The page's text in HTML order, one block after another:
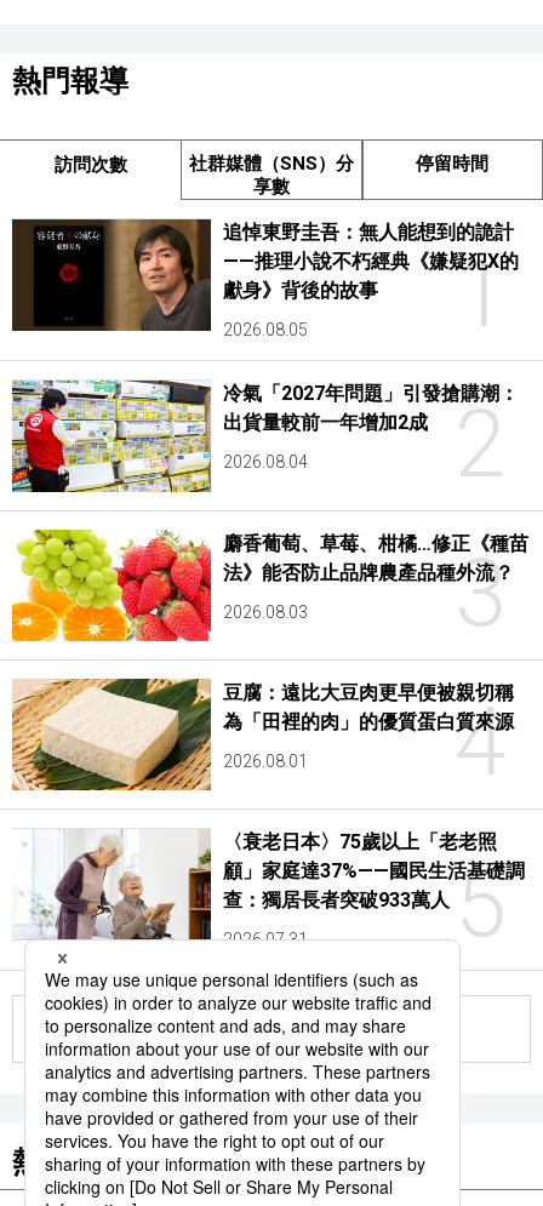
熱門報導
訪問次數
社群媒體（SNS）分
享數
停留時間
1
追悼東野圭吾：無人能想到的詭計
——推理小說不朽經典《嫌疑犯X的
獻身》背後的故事
2026.08.05
2
冷氣「2027年問題」引發搶購潮：
出貨量較前一年增加2成
2026.08.04
3
麝香葡萄、草莓、柑橘…修正《種苗
法》能否防止品牌農產品種外流？
2026.08.03
4
豆腐：遠比大豆肉更早便被親切稱
為「田裡的肉」的優質蛋白質來源
2026.08.01
5
〈衰老日本〉75歲以上「老老照
顧」家庭達37%——國民生活基礎調
查：獨居長者突破933萬人
2026.07.31
更多
熱門關鍵詞